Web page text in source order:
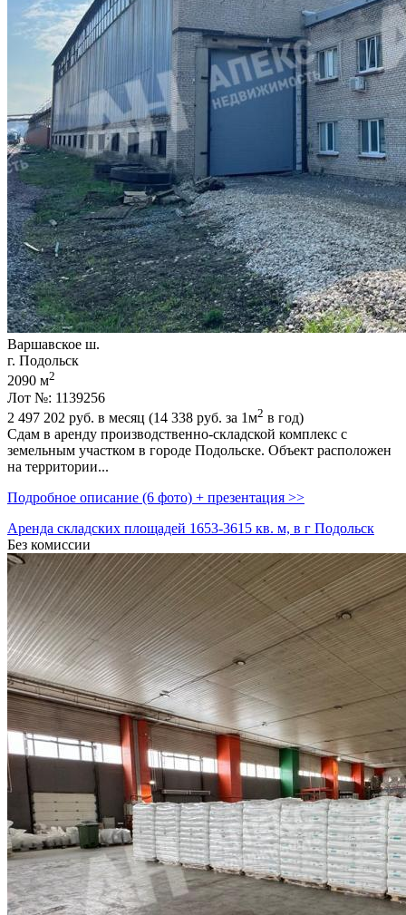
Варшавское ш.
г. Подольск
2090 м2
Лот №: 1139256
2 497 202 руб. в месяц (14 338 руб. за 1м2 в год)
Сдам в аренду производственно-складской комплекс с
земельным участком в городе Подольске. Объект расположен
на территории...
Подробное описание (6 фото) + презентация >>
Аренда складских площадей 1653-3615 кв. м, в г Подольск
Без комиссии